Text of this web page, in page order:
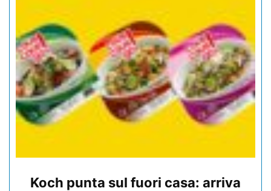
Koch punta sul fuori casa: arriva